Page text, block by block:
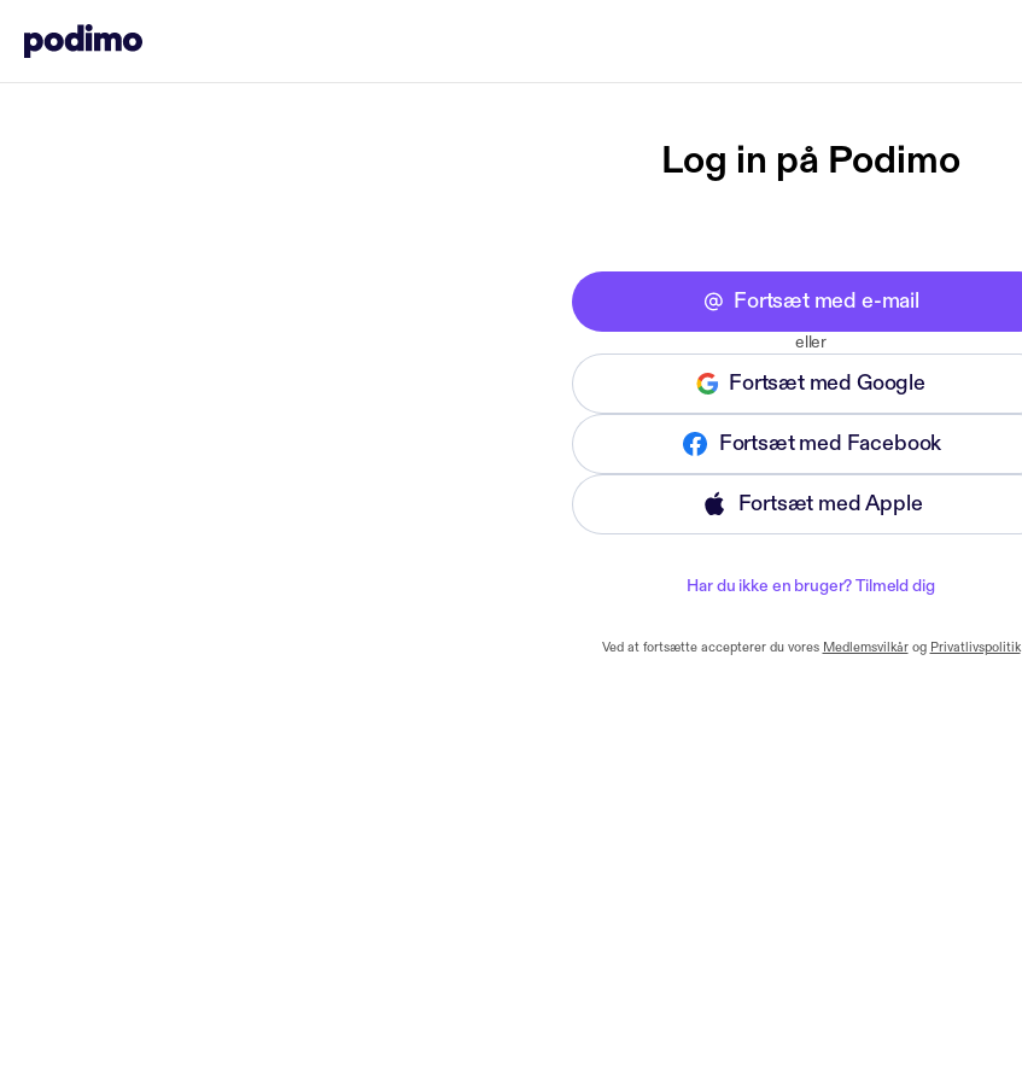
Log in på Podimo
Fortsæt med e-mail
eller
Fortsæt med Google
Fortsæt med Facebook
Fortsæt med Apple
Har du ikke en bruger? Tilmeld dig
Ved at fortsætte accepterer du vores Medlemsvilkår og Privatlivspolitik